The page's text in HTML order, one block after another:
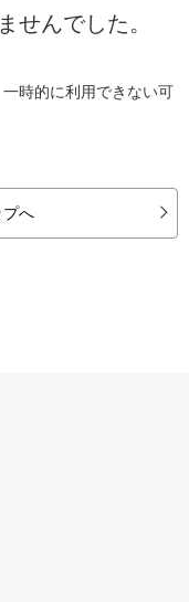
せんでした。
時的に利用できない可
プへ